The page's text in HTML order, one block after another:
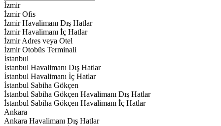
İzmir
İzmir Ofis
İzmir Havalimanı Dış Hatlar
İzmir Havalimanı İç Hatlar
İzmir Adres veya Otel
İzmir Otobüs Terminali
İstanbul
İstanbul Havalimanı Dış Hatlar
İstanbul Havalimanı İç Hatlar
İstanbul Sabiha Gökçen
İstanbul Sabiha Gökçen Havalimanı Dış Hatlar
İstanbul Sabiha Gökçen Havalimanı İç Hatlar
Ankara
Ankara Havalimanı Dış Hatlar